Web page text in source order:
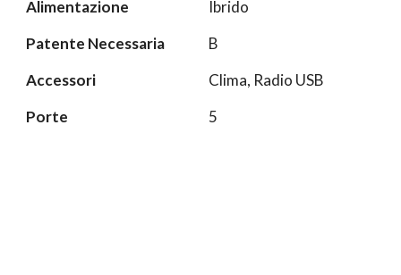
Alimentazione
Ibrido
Patente Necessaria
B
Accessori
Clima, Radio USB
Porte
5